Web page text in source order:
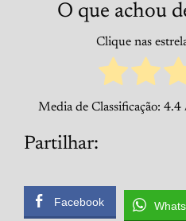
O que achou
Clique nas
Media de Classificação: 4.4
Partilhar:
Facebook